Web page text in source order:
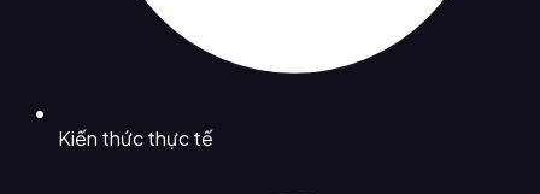
Kiến thức thực tế